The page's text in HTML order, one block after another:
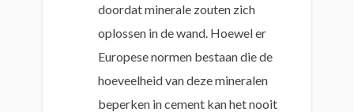
doordat minerale zouten zich
oplossen in de wand. Hoewel er
Europese normen bestaan die de
hoeveelheid van deze mineralen
beperken in cement kan het nooit